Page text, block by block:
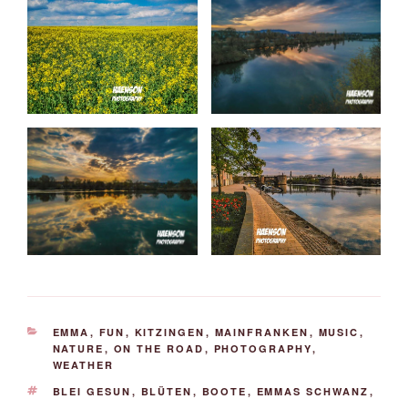
KATEGORIEN
EMMA , FUN , KITZINGEN , MAINFRANKEN , MUSIC ,
NATURE , ON THE ROAD , PHOTOGRAPHY,
WEATHER
SCHLAGWÖRTER
BLEI GESUN , BLÜTEN , BOOTE , EMMAS SCHWANZ ,